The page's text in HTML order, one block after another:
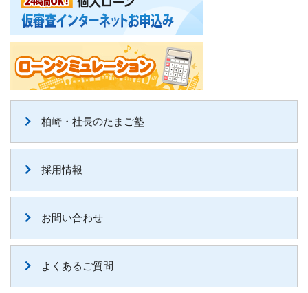
柏崎・社長のたまご塾
採用情報
お問い合わせ
よくあるご質問